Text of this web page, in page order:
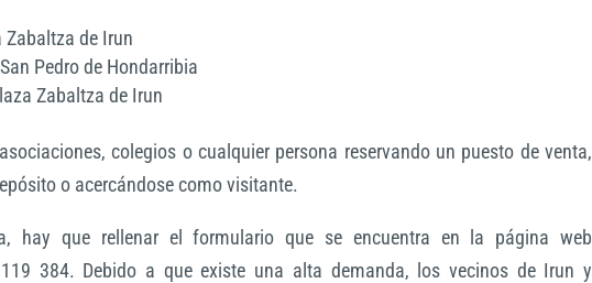
Zabaltza de Irun
Pedro de Hondarribia
Zabaltza de Irun
colegios o cualquier persona reservando un puesto de venta,
o acercándose como visitante.
hay que rellenar el formulario que se encuentra en la página web
384. Debido a que existe una alta demanda, los vecinos de Irun y